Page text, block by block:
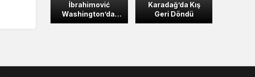
İbrahimović
Washington’da:
Karadağ-ABD
Karadağ’da Kış
Geri Döndü